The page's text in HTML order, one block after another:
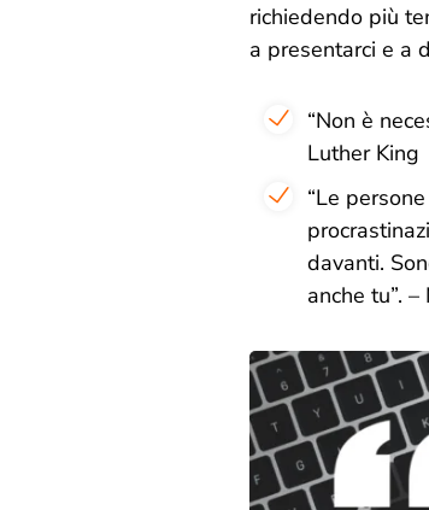
richiedendo più
a presentarci e a
“Non è
Luther King
“Le
davanti.
anche tu”.